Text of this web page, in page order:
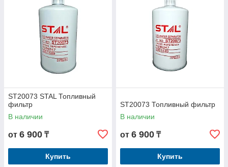
ST20073 STAL Топливный
фильтр
В наличии
от 6 900 ₸
Купить
ST20073 Топливный фильтр
В наличии
от 6 900 ₸
Купить